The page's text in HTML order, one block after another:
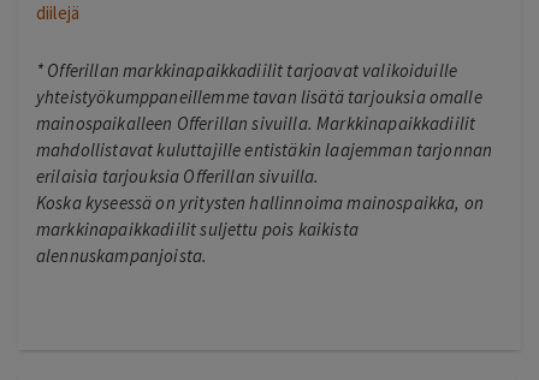
diilejä
* Offerillan markkinapaikkadiilit tarjoavat valikoiduille
yhteistyökumppaneillemme tavan lisätä tarjouksia omalle
mainospaikalleen Offerillan sivuilla. Markkinapaikkadiilit
mahdollistavat kuluttajille entistäkin laajemman tarjonnan
erilaisia tarjouksia Offerillan sivuilla.
Koska kyseessä on yritysten hallinnoima mainospaikka, on
markkinapaikkadiilit suljettu pois kaikista
alennuskampanjoista.